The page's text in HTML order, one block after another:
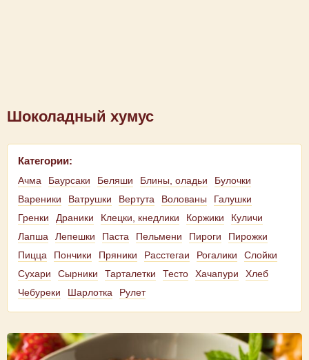
Шоколадный хумус
Категории:
Ачма Баурсаки Беляши Блины, оладьи
Булочки
Вареники
Ватрушки Вертута Волованы
Галушки
Гренки
Драники Клецки, кнедлики Коржики
Куличи
Лапша
Лепешки Паста Пельмени Пироги
Пирожки
Пицца
Пончики Пряники Расстегаи Рогалики
Слойки
Сухари
Сырники Тарталетки Тесто Хачапури
Хлеб
Чебуреки
Шарлотка Рулет